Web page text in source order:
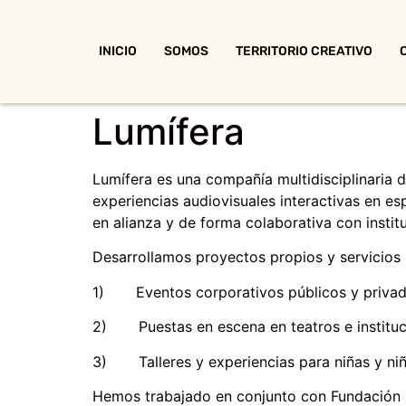
INICIO SOMOS TERRITORIO CREATIVO
Lumífera
Lumífera es una compañía multidisciplinaria
experiencias audiovisuales interactivas en
en alianza y de forma colaborativa con
Desarrollamos proyectos propios y servicios
1) Eventos corporativos públicos y
2) Puestas en escena en teatros e
3) Talleres y experiencias para niñas y
Hemos trabajado en conjunto con